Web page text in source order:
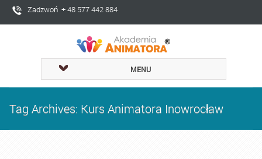
Zadzwoń + 48 577 442 884
MENU
Tag Archives: Kurs Animatora Inowrocław